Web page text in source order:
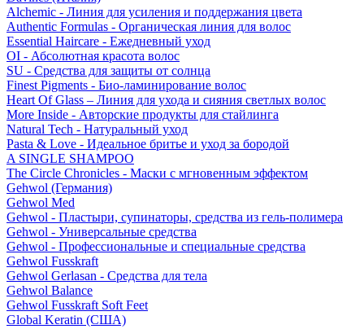
Alchemic - Линия для усиления и поддержания цвета
Authentic Formulas - Органическая линия для волос
Essential Haircare - Eжедневный уход
OI - Абсолютная красота волос
SU - Средства для защиты от солнца
Finest Pigments - Био-ламинирование волос
Heart Of Glass – Линия для ухода и сияния светлых волос
More Inside - Авторские продукты для стайлинга
Natural Tech - Натуральный уход
Pasta & Love - Идеальное бритье и уход за бородой
A SINGLE SHAMPOO
The Circle Chronicles - Маски с мгновенным эффектом
Gehwol (Германия)
Gehwol Med
Gehwol - Пластыри, супинаторы, средства из гель-полимера
Gehwol - Универсальные средства
Gehwol - Профессиональные и специальные средства
Gehwol Fusskraft
Gehwol Gerlasan - Средства для тела
Gehwol Balance
Gehwol Fusskraft Soft Feet
Global Keratin (США)